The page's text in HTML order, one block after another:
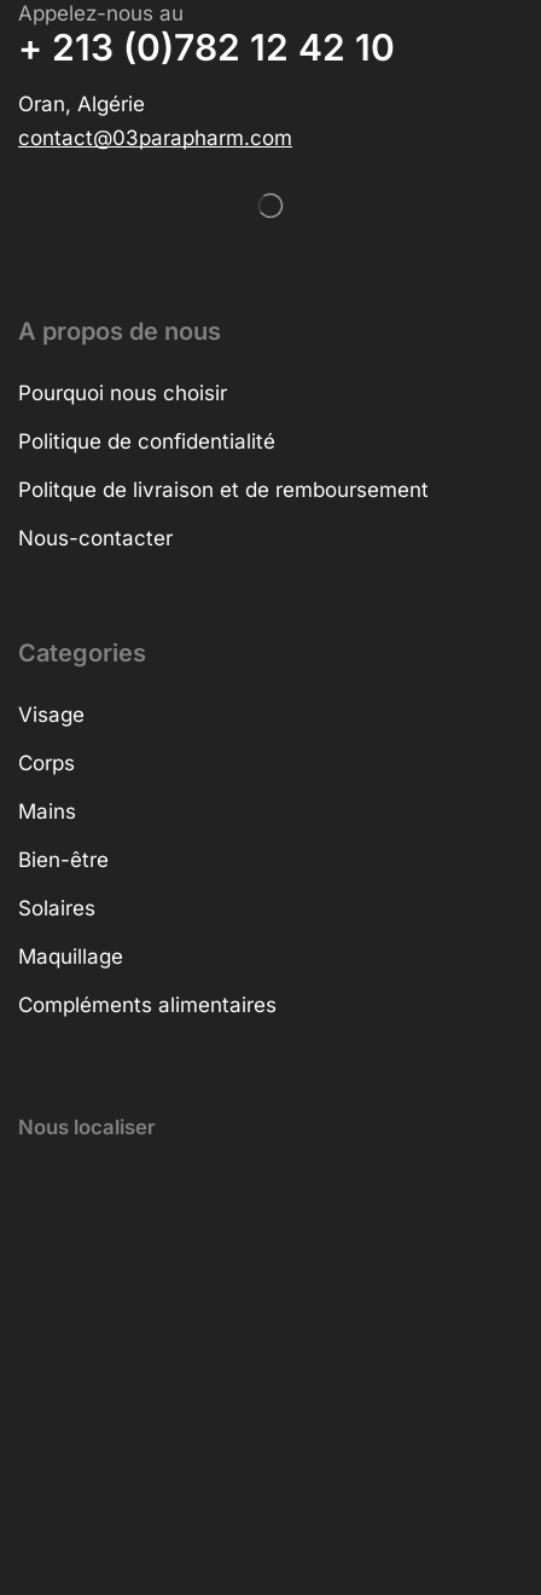
Appelez-nous au
+ 213 (0)782 12 42 10
Oran, Algérie
contact@03parapharm.com
A propos de nous
Pourquoi nous choisir
Politique de confidentialité
Politque de livraison et de remboursement
Nous-contacter
Categories
Visage
Corps
Mains
Bien-être
Solaires
Maquillage
Compléments alimentaires
Nous localiser